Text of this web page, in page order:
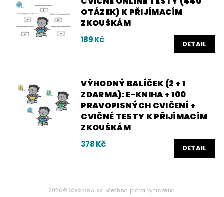
OTÁZEK) K PŘIJÍMACÍM
ZKOUŠKÁM
189 Kč DETAIL
VÝHODNÝ BALÍČEK (2 + 1
ZDARMA): E-KNIHA + 100
PRAVOPISNÝCH CVIČENÍ +
CVIČNÉ TESTY K PŘIJÍMACÍM
ZKOUŠKÁM
378 Kč DETAIL
2026 © iČEŠTINA.cz, všechna práva vyhrazena